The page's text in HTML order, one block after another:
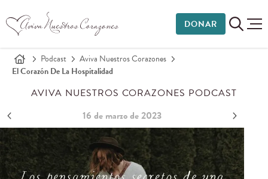
DONAR
Podcast
Aviva Nuestros Corazones
El Corazón De La Hospitalidad
AVIVA NUESTROS CORAZONES PODCAST
16 de marzo de 2023